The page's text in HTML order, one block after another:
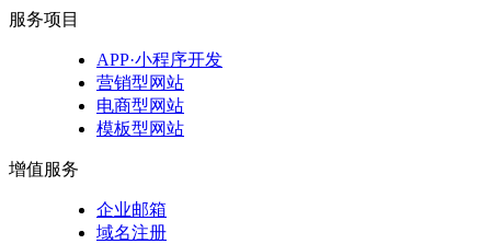
服务项目
APP·小程序开发
营销型网站
电商型网站
模板型网站
增值服务
企业邮箱
域名注册